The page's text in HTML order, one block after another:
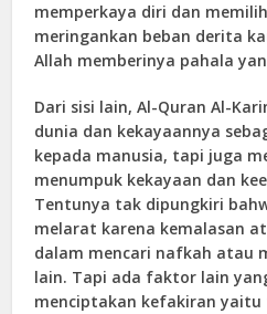
memperkaya diri dan
meringankan beban derita
Allah memberinya pahala
Dari sisi lain, Al-Quran Al-
dunia dan kekayaannya
kepada manusia, tapi juga
menumpuk kekayaan dan
Tentunya tak dipungkiri
melarat karena kemalasan
dalam mencari nafkah atau
lain. Tapi ada faktor lain
menciptakan kefakiran